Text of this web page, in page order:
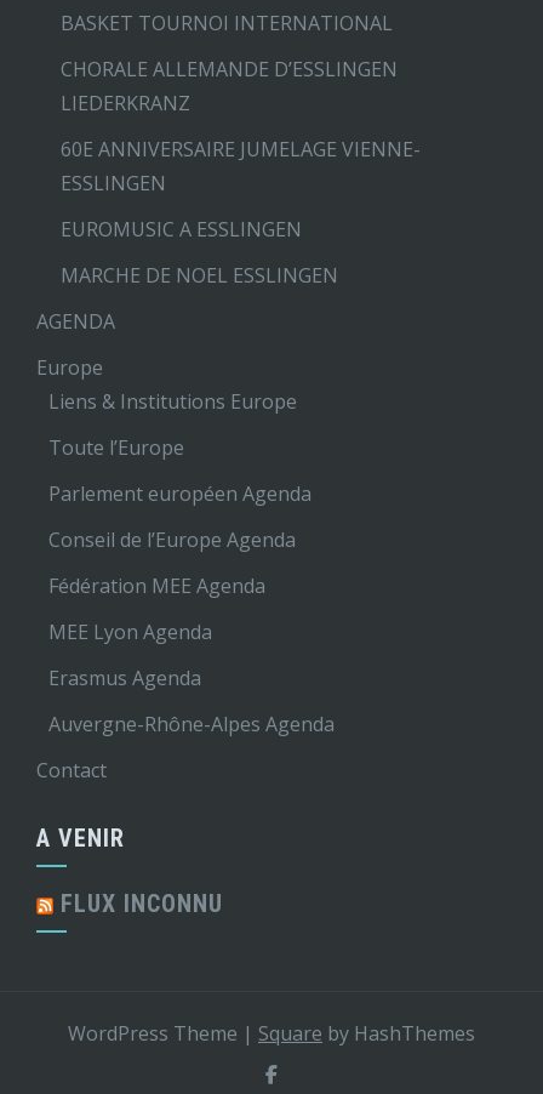
BASKET TOURNOI INTERNATIONAL
CHORALE ALLEMANDE D’ESSLINGEN
LIEDERKRANZ
60E ANNIVERSAIRE JUMELAGE VIENNE-
ESSLINGEN
EUROMUSIC A ESSLINGEN
MARCHE DE NOEL ESSLINGEN
AGENDA
Europe
Liens & Institutions Europe
Toute l’Europe
Parlement européen Agenda
Conseil de l’Europe Agenda
Fédération MEE Agenda
MEE Lyon Agenda
Erasmus Agenda
Auvergne-Rhône-Alpes Agenda
Contact
A VENIR
FLUX INCONNU
WordPress Theme | Square by HashThemes